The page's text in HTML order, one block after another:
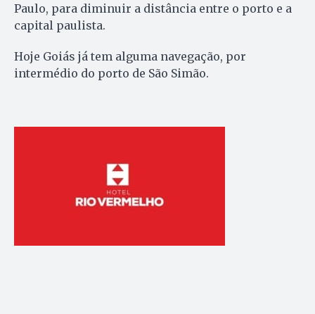
Paulo, para diminuir a distância entre o porto e a
capital paulista.
Hoje Goiás já tem alguma navegação, por
intermédio do porto de São Simão.